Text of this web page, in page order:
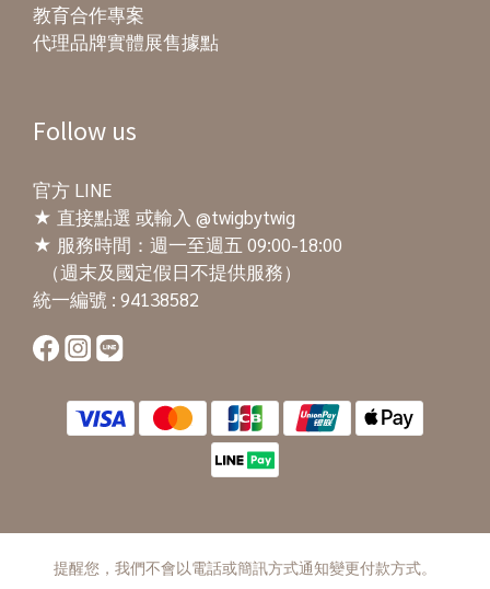
教育合作專案
代理品牌實體展售據點
Follow us
官方 LINE
★ 直接點選 或輸入 @twigbytwig
★ 服務時間：週一至週五 09:00-18:00
（週末及國定假日不提供服務）
統一編號 : 94138582
提醒您，我們不會以電話或簡訊方式通知變更付款方式。